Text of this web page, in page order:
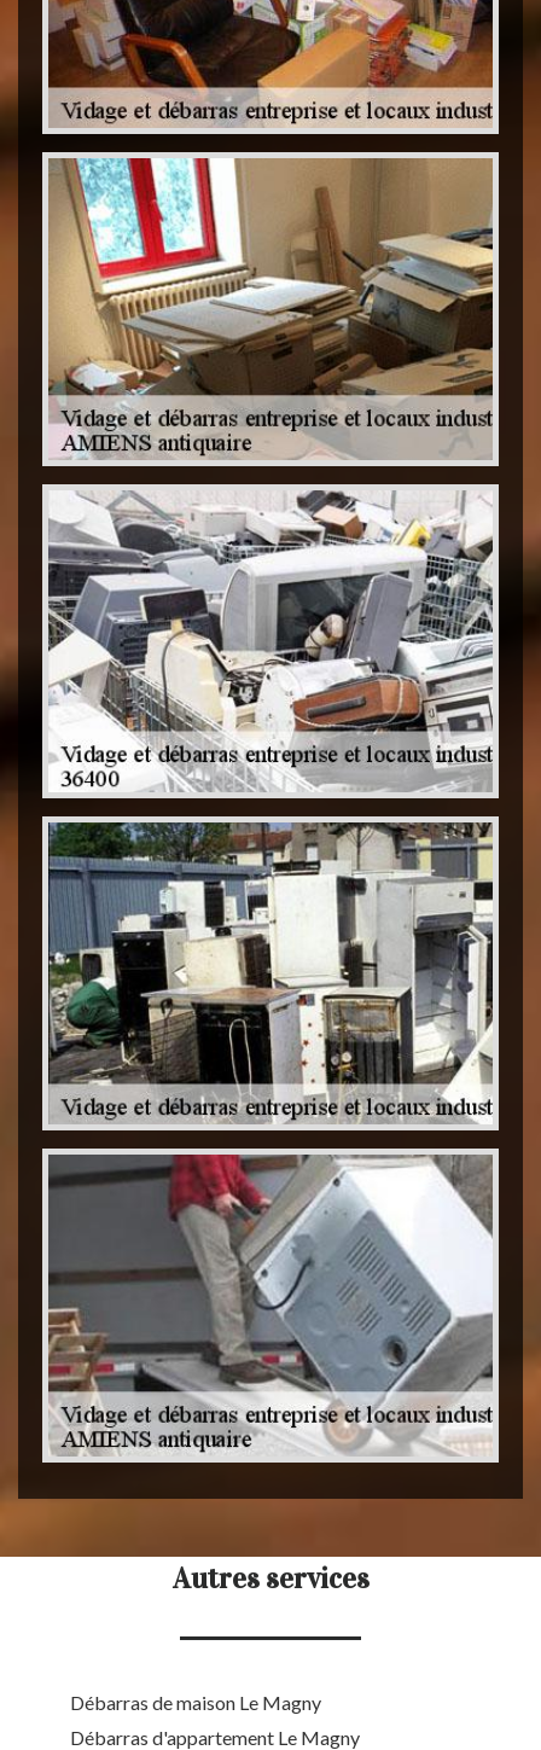
Autres services
Débarras de maison Le Magny
Débarras d'appartement Le Magny